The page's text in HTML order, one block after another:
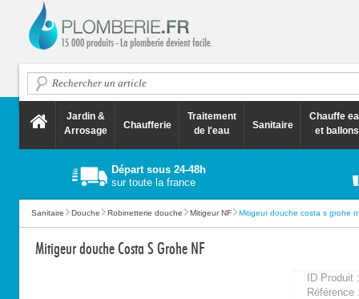
Jardin &
Arrosage
Chaufferie
Traitement
de l'eau
Sanitaire
Chauffe
et ballons
Départ sous 24-48h
sur toute la france
Sanitaire Douche Robinetterie douche Mitigeur NF Mitigeur douche costa s grohe
Mitigeur douche Costa S Grohe NF
ID Produit